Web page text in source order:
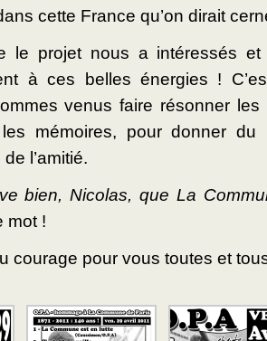
cette France qu’on dirait
le projet nous a intéressés
à ces belles énergies !
venus faire résonner
mémoires, pour donner
l’amitié.
bien, Nicolas, que La
mot !
courage pour vous toutes et